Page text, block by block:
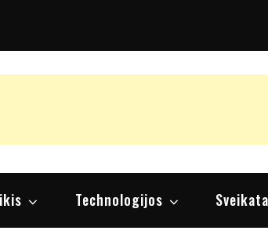
Technologijos